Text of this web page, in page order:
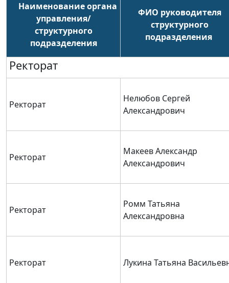
Наименование органа
управления/
структурного
подразделения
ФИО руководителя
структурного
подразделения
Ректорат
Ректорат
Нелюбов Сергей
Александрович
Ректорат
Макеев Александр
Александрович
Ректорат
Ромм Татьяна
Александровна
Ректорат Лукина Татьяна